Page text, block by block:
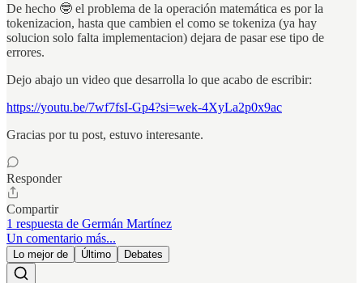
De hecho 🤓 el problema de la operación matemática es por la
tokenizacion, hasta que cambien el como se tokeniza (ya hay
solucion solo falta implementacion) dejara de pasar ese tipo de
errores.
Dejo abajo un video que desarrolla lo que acabo de escribir:
https://youtu.be/7wf7fsI-Gp4?si=wek-4XyLa2p0x9ac
Gracias por tu post, estuvo interesante.
Responder
Compartir
1 respuesta de Germán Martínez
Un comentario más...
Lo mejor de Último Debates